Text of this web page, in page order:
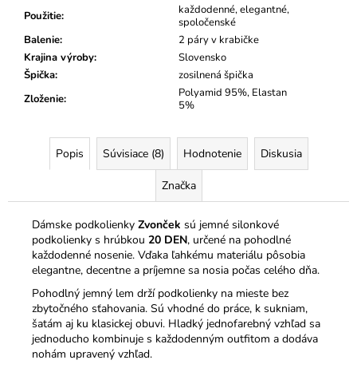
Použitie:
každodenné, elegantné,
spoločenské
Balenie:
2 páry v krabičke
Krajina výroby:
Slovensko
Špička:
zosilnená špička
Zloženie:
Polyamid 95%, Elastan
5%
Popis Súvisiace (8) Hodnotenie Diskusia
Značka
Dámske podkolienky Zvonček sú jemné silonkové
podkolienky s hrúbkou 20 DEN, určené na pohodlné
každodenné nosenie. Vďaka ľahkému materiálu pôsobia
elegantne, decentne a príjemne sa nosia počas celého dňa.
Pohodlný jemný lem drží podkolienky na mieste bez
zbytočného sťahovania. Sú vhodné do práce, k sukniam,
šatám aj ku klasickej obuvi. Hladký jednofarebný vzhľad sa
jednoducho kombinuje s každodenným outfitom a dodáva
nohám upravený vzhľad.